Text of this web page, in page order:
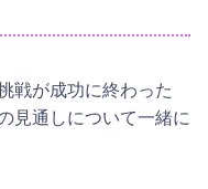
戦が成功に終わった
見通しについて一緒に